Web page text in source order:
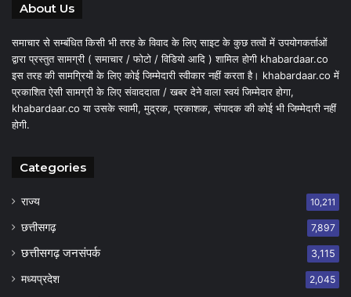
About Us
समाचार से सम्बंधित किसी भी तरह के विवाद के लिए साइट के कुछ तत्वों में उपयोगकर्ताओं
द्वारा प्रस्तुत सामग्री ( समाचार / फोटो / विडियो आदि ) शामिल होगी khabardaar.co
इस तरह की सामग्रियों के लिए कोई जिम्मेदारी स्वीकार नहीं करता है। khabardaar.co में
प्रकाशित ऐसी सामग्री के लिए संवाददाता / खबर देने वाला स्वयं जिम्मेदार होगा,
khabardaar.co या उसके स्वामी, मुद्रक, प्रकाशक, संपादक की कोई भी जिम्मेदारी नहीं
होगी.
Categories
राज्य 10,211
छत्तीसगढ़ 7,897
छत्तीसगढ़ जनसंपर्क 3,115
मध्यप्रदेश 2,045